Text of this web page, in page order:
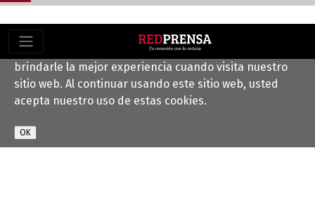
Este sitio web utiliza cookies para ayudarnos a
brindarle la mejor experiencia cuando visita nuestro
sitio web. Al continuar usando este sitio web, usted
acepta nuestro uso de estas cookies.